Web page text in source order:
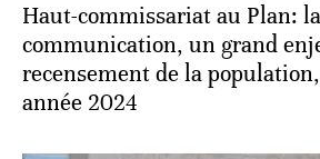
Haut-commissariat au Plan: la
communication, un grand
recensement de la
année 2024